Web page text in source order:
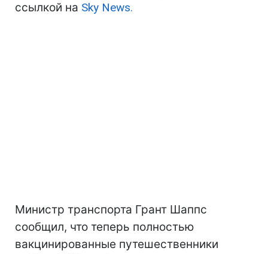
ссылкой на Sky News.
Министр транспорта Грант Шаппс
сообщил, что теперь полностью
вакцинированные путешественники